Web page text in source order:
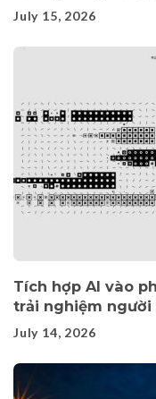
July 15, 2026
Tích hợp AI vào
trải nghiệm
July 14, 2026